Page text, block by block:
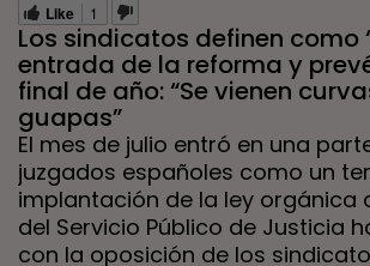
Like 1
Los sindicatos definen como
entrada de la reforma y
final de año: “Se vienen
guapas”
El mes de julio entró en una
juzgados españoles como un
implantación de la ley orgánica
del Servicio Público de Justicia
con la oposición de los